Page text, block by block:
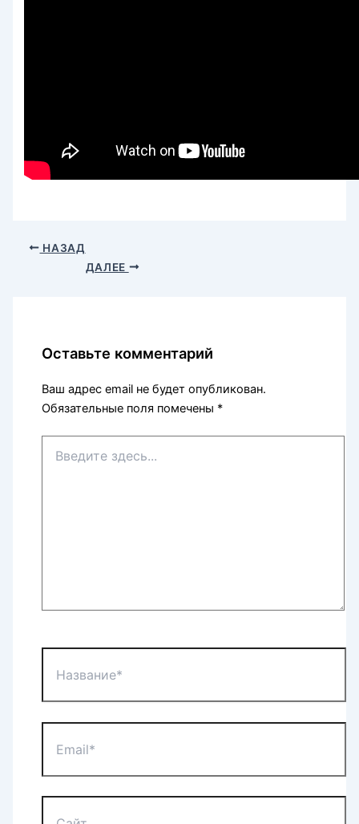
НАЗАД
ДАЛЕЕ
Оставьте комментарий
Ваш адрес email не будет опубликован.
Обязательные поля помечены *
здесь...